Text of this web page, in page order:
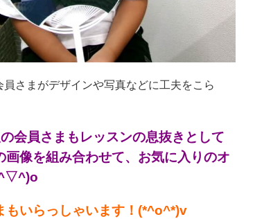
さまがデザインや写真などに工夫をこら
会員さまもレッスンの息抜きとして
像を組み合わせて、お気に入りのオ
もいらっしゃいます！(*^o^*)v